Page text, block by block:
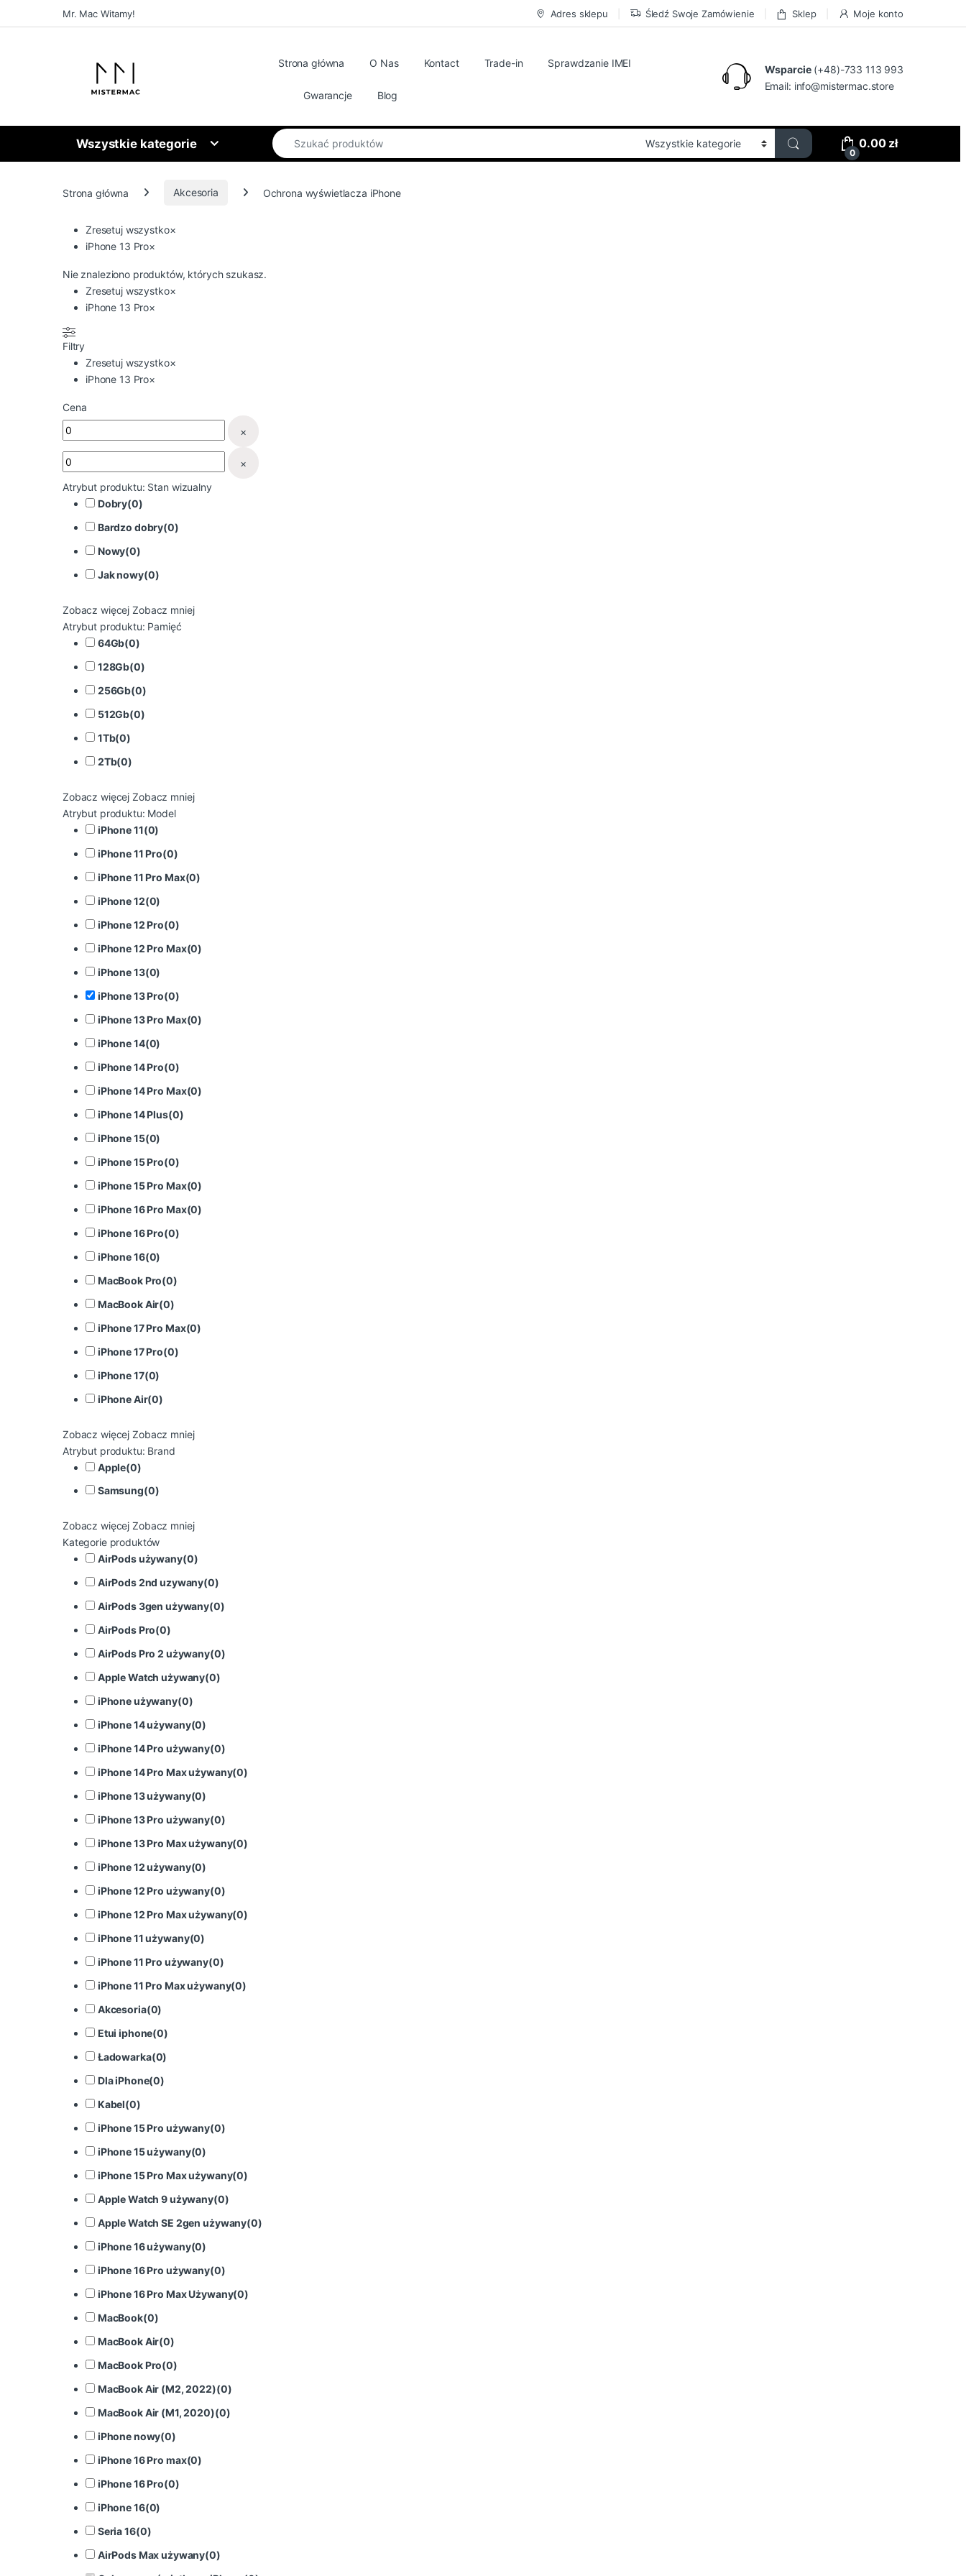
Skip to navigation
Skip to contentMr. Mac Witamy! Adres sklepu Śledź Swoje Zamówienie Sklep Moje konto
Strona główna O Nas Kontact Trade-in Sprawdzanie IMEI
Gwarancje Blog
Wsparcie (+48)-733 113 993
Email: info@mistermac.store
Wszystkie kategorie
Search for:
0
0.00 zł
Strona główna Akcesoria Ochrona wyświetlacza iPhone
Zresetuj wszystko×
iPhone 13 Pro×
Nie znaleziono produktów, których szukasz.
Zresetuj wszystko×
iPhone 13 Pro×
Filtry
Zresetuj wszystko×
iPhone 13 Pro×
Cena
×
×
Atrybut produktu: Stan wizualny
Dobry(0)
Bardzo dobry(0)
Nowy(0)
Jak nowy(0)
Zobacz więcej Zobacz mniej
Atrybut produktu: Pamięć
64Gb(0)
128Gb(0)
256Gb(0)
512Gb(0)
1Tb(0)
2Tb(0)
Zobacz więcej Zobacz mniej
Atrybut produktu: Model
iPhone 11(0)
iPhone 11 Pro(0)
iPhone 11 Pro Max(0)
iPhone 12(0)
iPhone 12 Pro(0)
iPhone 12 Pro Max(0)
iPhone 13(0)
iPhone 13 Pro(0)
iPhone 13 Pro Max(0)
iPhone 14(0)
iPhone 14 Pro(0)
iPhone 14 Pro Max(0)
iPhone 14 Plus(0)
iPhone 15(0)
iPhone 15 Pro(0)
iPhone 15 Pro Max(0)
iPhone 16 Pro Max(0)
iPhone 16 Pro(0)
iPhone 16(0)
MacBook Pro(0)
MacBook Air(0)
iPhone 17 Pro Max(0)
iPhone 17 Pro(0)
iPhone 17(0)
iPhone Air(0)
Zobacz więcej Zobacz mniej
Atrybut produktu: Brand
Apple(0)
Samsung(0)
Zobacz więcej Zobacz mniej
Kategorie produktów
AirPods używany(0)
AirPods 2nd uzywany(0)
AirPods 3gen używany(0)
AirPods Pro(0)
AirPods Pro 2 używany(0)
Apple Watch używany(0)
iPhone używany(0)
iPhone 14 używany(0)
iPhone 14 Pro używany(0)
iPhone 14 Pro Max używany(0)
iPhone 13 używany(0)
iPhone 13 Pro używany(0)
iPhone 13 Pro Max używany(0)
iPhone 12 używany(0)
iPhone 12 Pro używany(0)
iPhone 12 Pro Max używany(0)
iPhone 11 używany(0)
iPhone 11 Pro używany(0)
iPhone 11 Pro Max używany(0)
Akcesoria(0)
Etui iphone(0)
Ładowarka(0)
Dla iPhone(0)
Kabel(0)
iPhone 15 Pro używany(0)
iPhone 15 używany(0)
iPhone 15 Pro Max używany(0)
Apple Watch 9 używany(0)
Apple Watch SE 2gen używany(0)
iPhone 16 używany(0)
iPhone 16 Pro używany(0)
iPhone 16 Pro Max Używany(0)
MacBook(0)
MacBook Air(0)
MacBook Pro(0)
MacBook Air (M2, 2022)(0)
MacBook Air (M1, 2020)(0)
iPhone nowy(0)
iPhone 16 Pro max(0)
iPhone 16 Pro(0)
iPhone 16(0)
Seria 16(0)
AirPods Max używany(0)